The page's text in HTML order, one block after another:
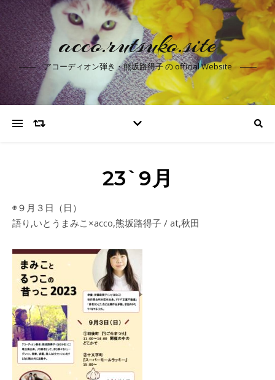
acco.rutsuko.site
アコーディオン弾き・熊坂路得子 の official Website
23`9月
◉９月３日（日）
語り,いとうまみこ×acco,熊坂路得子 / at,秋田